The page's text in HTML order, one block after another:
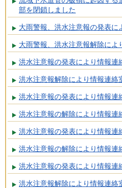
部を閉鎖しました
大雨警報、洪水注意報の発表
大雨警報、洪水注意報解除によ
洪水注意報の発表により情報連
洪水注意報解除により情報連絡
洪水注意報の発表により情報連
洪水注意報の解除により情報連
洪水注意報の発表により情報連
洪水注意報の解除により情報連
洪水注意報の発表により情報連
洪水注意報解除により情報連絡